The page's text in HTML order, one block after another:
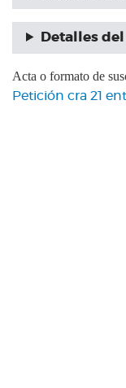
Detalles
Acta o formato de
Petición cra 21